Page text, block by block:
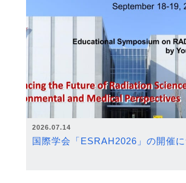
2026.07.14
国際学会「ESRAH2026」の開催に